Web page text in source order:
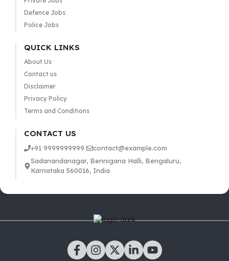
Defence Jobs
Police Jobs
QUICK LINKS
About Us
Contact us
Disclaimer
Privacy Policy
Terms and Conditions
CONTACT US
+91 9999999999
contact@example.com
Sadanandanagar, Bennigana Halli, Bengaluru,
Karnataka 560016, India